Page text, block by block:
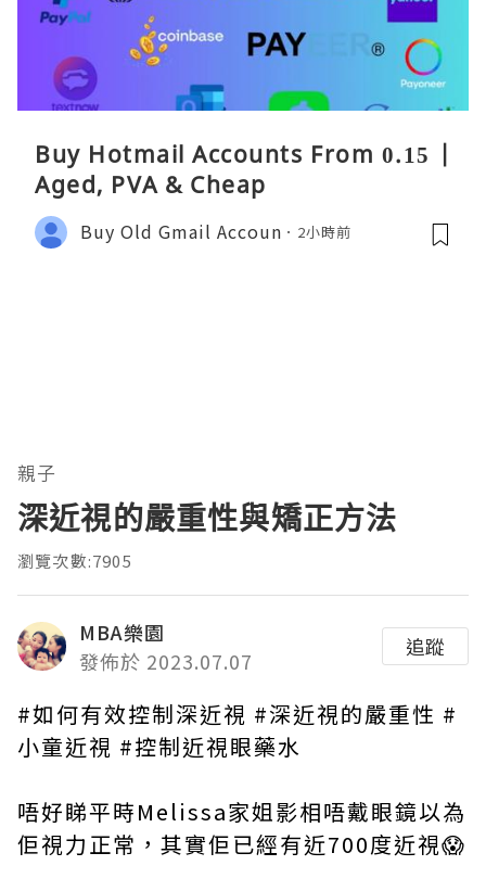
Buy Hotmail Accounts From 0.15 |
Aged, PVA & Cheap
Buy Old Gmail Accoun 2小時前
親子
深近視的嚴重性與矯正方法
瀏覽次數:7905
MBA樂園
發佈於 2023.07.07
追蹤
#如何有效控制深近視 #深近視的嚴重性 #
小童近視 #控制近視眼藥水
唔好睇平時Melissa家姐影相唔戴眼鏡以為
佢視力正常，其實佢已經有近700度近視😱